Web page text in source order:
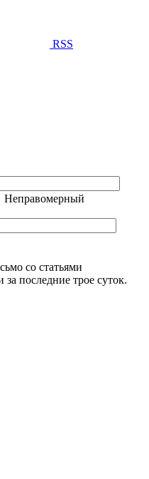
RSS
Неправомерный
со статьями
последние трое суток.